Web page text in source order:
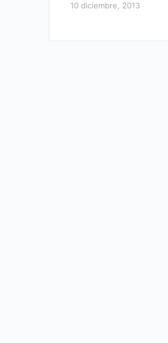
10 diciembre, 2013